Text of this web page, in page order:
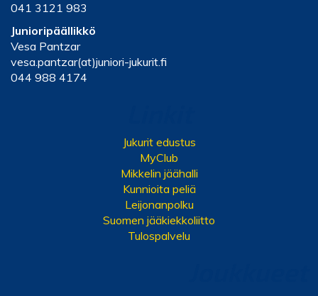
041 3121 983
Junioripäällikkö
Vesa Pantzar
vesa.pantzar(at)juniori-jukurit.fi
044 988 4174
Jukurit edustus
MyClub
Mikkelin jäähalli
Kunnioita peliä
Leijonanpolku
Suomen jääkiekkoliitto
Tulospalvelu